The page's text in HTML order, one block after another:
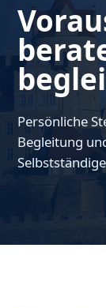
Persönliche
Begleitung